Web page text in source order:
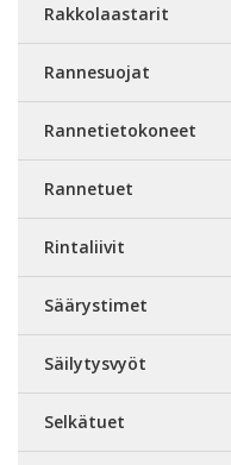
Rakkolaastarit
Rannesuojat
Rannetietokoneet
Rannetuet
Rintaliivit
Säärystimet
Säilytysvyöt
Selkätuet